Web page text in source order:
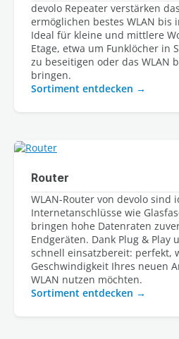
devolo Repeater verstärken
ermöglichen bestes WLAN bis
Ideal für kleine und mittlere
Etage, etwa um Funklöcher in
zu beseitigen oder das WLAN
bringen.
Sortiment entdecken
Router
WLAN-Router von devolo sind
Internetanschlüsse wie
bringen hohe Datenraten
Endgeräten. Dank Plug & Play
schnell einsatzbereit: perfekt,
Geschwindigkeit Ihres neuen
WLAN nutzen möchten.
Sortiment entdecken